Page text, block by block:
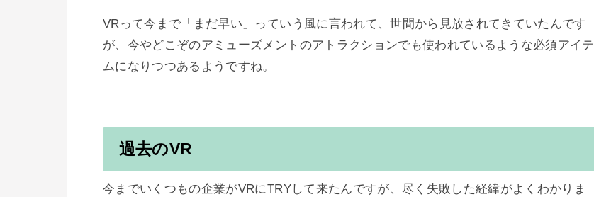
VRって今まで「まだ早い」っていう風に言われて、世間から見放されてきていたんです
が、今やどこぞのアミューズメントのアトラクションでも使われているような必須アイテ
ムになりつつあるようですね。
過去のVR
今までいくつもの企業がVRにTRYして来たんですが、尽く失敗した経緯がよくわかりま